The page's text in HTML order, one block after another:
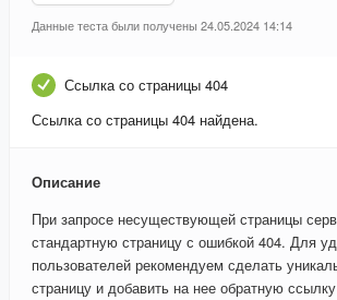
Данные теста были получены 24.05.2024 14:14
Ссылка со страницы 404
Ссылка со страницы 404 найдена.
Описание
При запросе несуществующей страницы
стандартную страницу с ошибкой 404. Для
пользователей рекомендуем сделать
страницу и добавить на нее обратную